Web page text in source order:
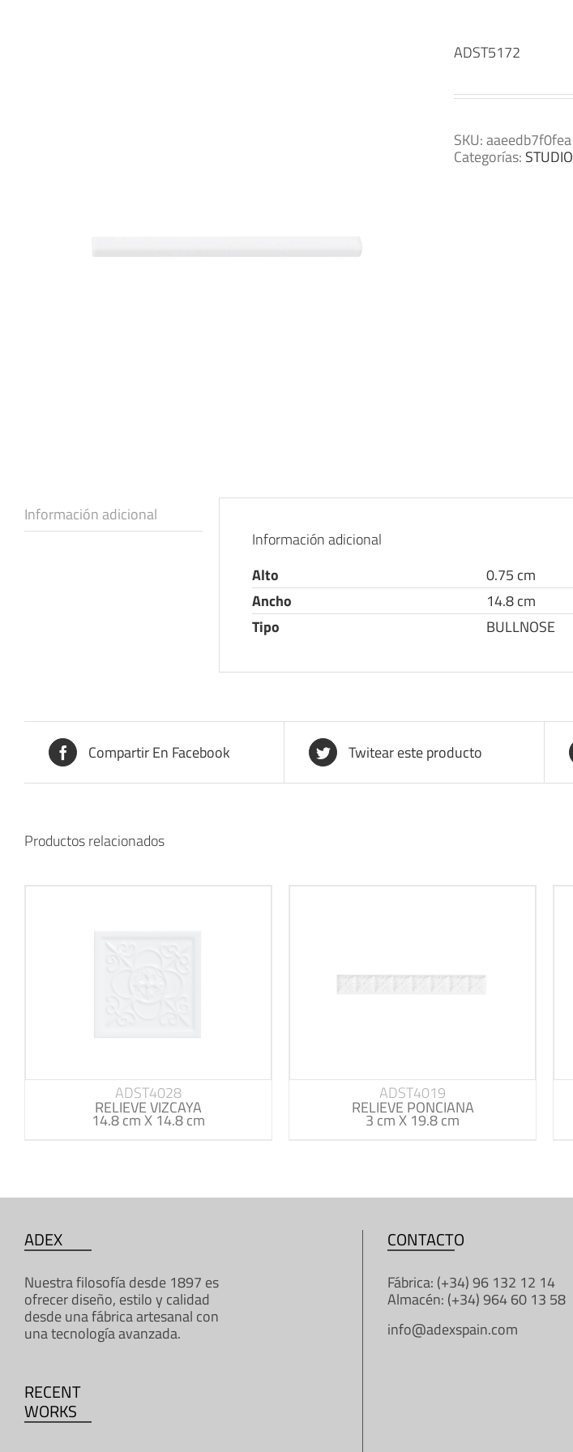
ADST5172
SKU:aaeedb7f0fea
Categorías: STUDIO
Información adicional
Información adicional
Alto
0.75 cm
Ancho
14.8 cm
Tipo
BULLNOSE
Compartir En Facebook Twitear este producto
Productos relacionados
ADST4028
RELIEVE VIZCAYA
14.8 cm X 14.8 cm
ADST4019
RELIEVE PONCIANA
3 cm X 19.8 cm
ADEX
Nuestra filosofía desde 1897 es
ofrecer diseño, estilo y calidad
desde una fábrica artesanal con
una tecnología avanzada.
RECENT
WORKS
CONTACTO
Fábrica: (+34) 96 132 12 14
Almacén: (+34) 964 60 13 58
info@adexspain.com